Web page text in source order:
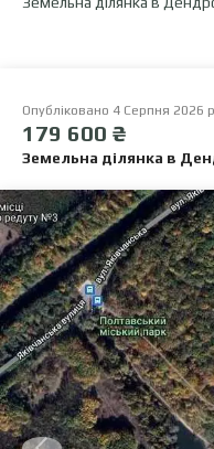
Опубліковано 4 Серпня 2026
179 600 ₴
Земельна ділянка в